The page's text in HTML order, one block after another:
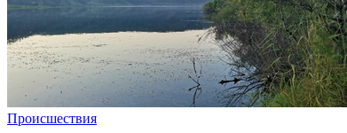
Происшествия